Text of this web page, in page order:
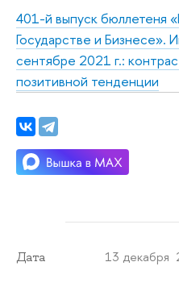
401-й выпуск бюллетеня
Государстве и Бизнесе».
сентябре 2021 г.:
позитивной тенденции
Дата 13 декабря